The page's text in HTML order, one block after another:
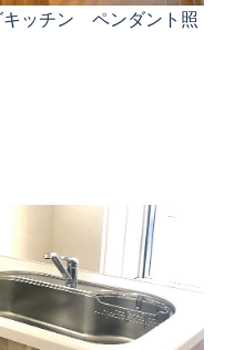
ッチン ペンダント照